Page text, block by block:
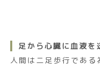
足から心臓に血液を
人間は二足歩行であ